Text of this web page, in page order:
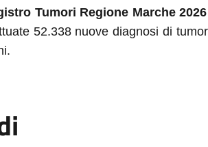
Tumori Regione Marche
52.338 nuove diagnosi di